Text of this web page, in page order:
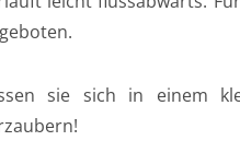
sie sich in einem